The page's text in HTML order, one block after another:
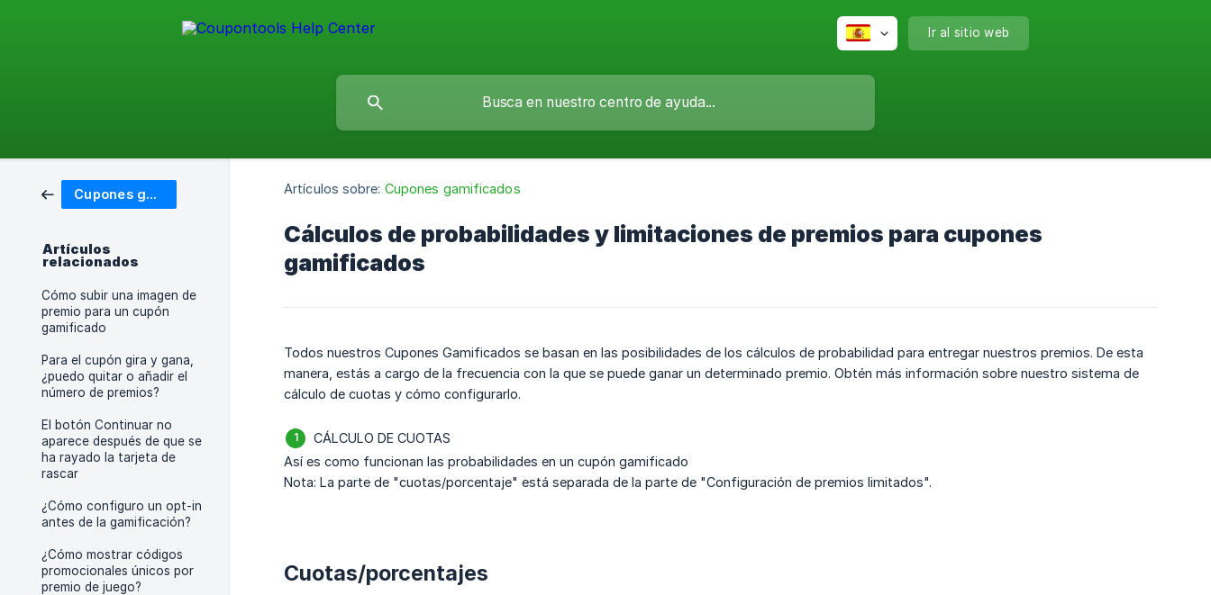
Ir al sitio web
Cupones gamificados
Artículos
relacionados
Cómo subir una imagen de
premio para un cupón
gamificado
Para el cupón gira y gana,
¿puedo quitar o añadir el
número de premios?
El botón Continuar no
aparece después de que se
ha rayado la tarjeta de
rascar
¿Cómo configuro un opt-in
antes de la gamificación?
¿Cómo mostrar códigos
promocionales únicos por
premio de juego?
Artículos sobre: Cupones gamificados
Cálculos de probabilidades y limitaciones de premios para cupones
gamificados
Todos nuestros Cupones Gamificados se basan en las posibilidades de los cálculos de probabilidad para entregar nuestros premios. De esta
manera, estás a cargo de la frecuencia con la que se puede ganar un determinado premio. Obtén más información sobre nuestro sistema de
cálculo de cuotas y cómo configurarlo.
CÁLCULO DE CUOTAS
Así es como funcionan las probabilidades en un cupón gamificado
Nota: La parte de "cuotas/porcentaje" está separada de la parte de "Configuración de premios limitados".
Cuotas/porcentajes